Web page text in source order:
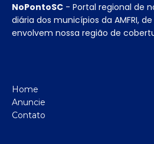
NoPontoSC - Portal regional de
diária dos municípios da AMFRI,
envolvem nossa região de
Home
Anuncie
Contato